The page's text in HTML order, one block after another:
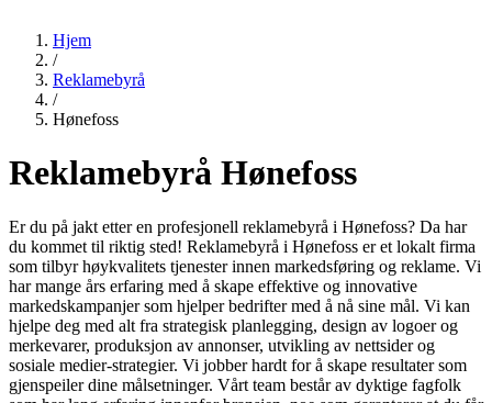
Hjem
/
Reklamebyrå
/
Hønefoss
Reklamebyrå Hønefoss
Er du på jakt etter en profesjonell reklamebyrå i Hønefoss? Da har
du kommet til riktig sted! Reklamebyrå i Hønefoss er et lokalt firma
som tilbyr høykvalitets tjenester innen markedsføring og reklame. Vi
har mange års erfaring med å skape effektive og innovative
markedskampanjer som hjelper bedrifter med å nå sine mål. Vi kan
hjelpe deg med alt fra strategisk planlegging, design av logoer og
merkevarer, produksjon av annonser, utvikling av nettsider og
sosiale medier-strategier. Vi jobber hardt for å skape resultater som
gjenspeiler dine målsetninger. Vårt team består av dyktige fagfolk